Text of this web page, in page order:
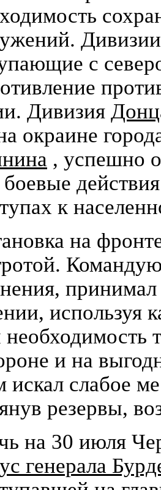
с
Дивизия
окраине
, успешно
к
на
используя
и на
искал слабое
резервы,
на 30 июля
генерала